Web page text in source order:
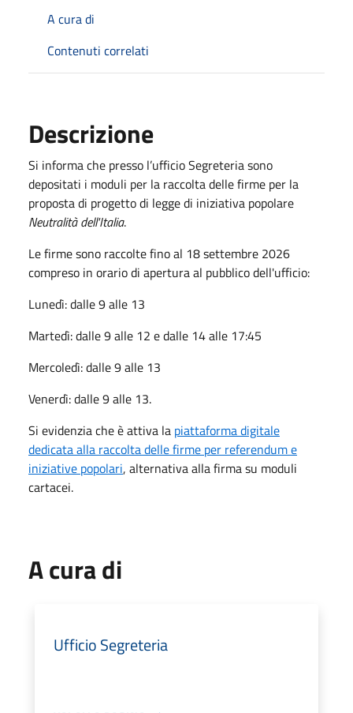
A cura di
Contenuti correlati
Descrizione
Si informa che presso l’ufficio Segreteria sono
depositati i moduli per la raccolta delle firme per la
proposta di progetto di legge di iniziativa popolare
Neutralità dell'Italia.
Le firme sono raccolte fino al 18 settembre 2026
compreso in orario di apertura al pubblico dell'ufficio:
Lunedì: dalle 9 alle 13
Martedì: dalle 9 alle 12 e dalle 14 alle 17:45
Mercoledì: dalle 9 alle 13
Venerdì: dalle 9 alle 13.
Si evidenzia che è attiva la piattaforma digitale
dedicata alla raccolta delle firme per referendum e
iniziative popolari, alternativa alla firma su moduli
cartacei.
A cura di
Ufficio Segreteria